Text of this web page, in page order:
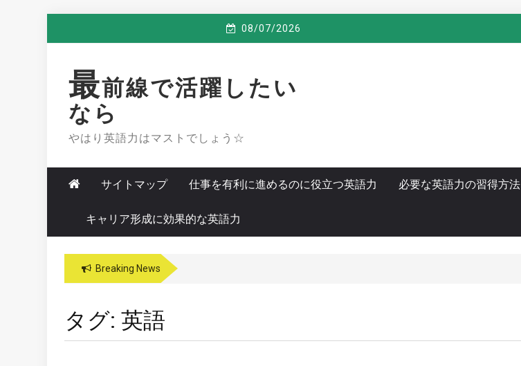
08/07/2026
最前線で活躍したい
なら
やはり英語力はマストでしょう☆
サイトマップ 仕事を有利に進めるのに役立つ英語力 必要な英語力の習得方法
キャリア形成に効果的な英語力
Breaking News
タグ: 英語